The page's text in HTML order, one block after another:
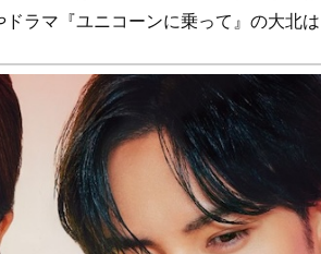
ラマ『ユニコーンに乗って』の大北は